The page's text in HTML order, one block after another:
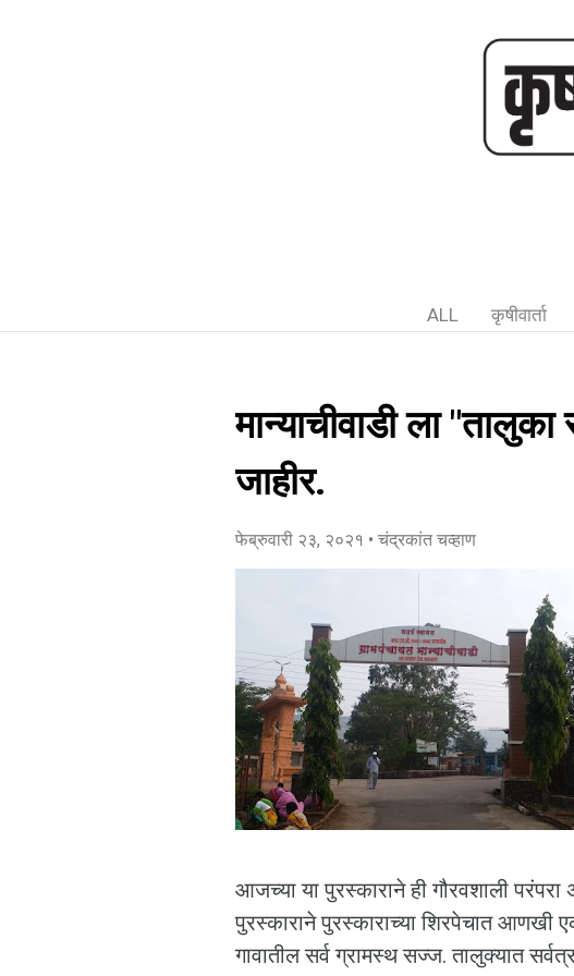
ALL कृषीवार्ता
मान्याचीवाडी ला
जाहीर.
फेब्रुवारी २३, २०२१ • चंद्रकांत चव्हाण
आजच्या या पुरस्काराने ही गौरवशाली
पुरस्काराने पुरस्काराच्या शिरपेचात आणखी
गावातील सर्व ग्रामस्थ सज्ज. तालुक्यात